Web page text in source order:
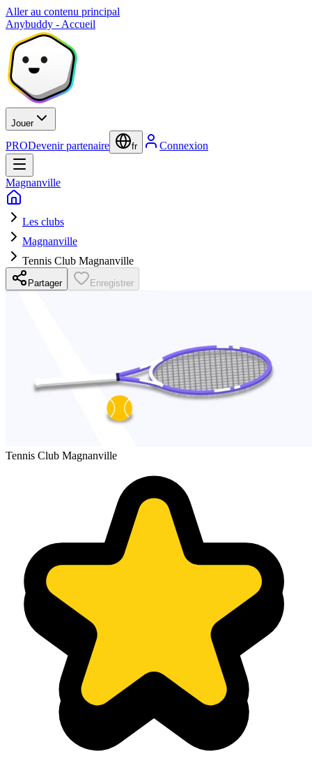
Aller au contenu principal
Anybuddy - Accueil
Jouer
PRODevenir partenaire fr Connexion
Magnanville
Les clubs
Magnanville
Tennis Club Magnanville
Partager Enregistrer
Tennis Club Magnanville